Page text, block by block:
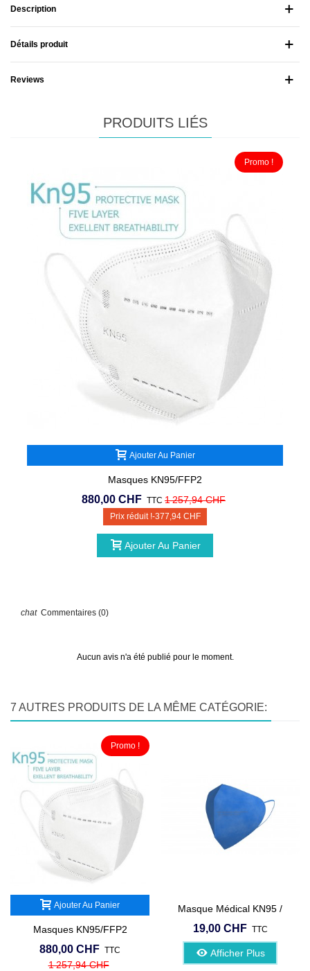
Description
Détails produit
Reviews
PRODUITS LIÉS
Promo !
Ajouter Au Panier
Masques KN95/FFP2
880,00 CHF TTC 1 257,94 CHF
Prix réduit !-377,94 CHF
Ajouter Au Panier
Commentaires (0)
Aucun avis n'a été publié pour le moment.
7 AUTRES PRODUITS DE LA MÊME CATÉGORIE:
Promo !
Ajouter Au Panier
Masques KN95/FFP2
880,00 CHF TTC
1 257,94 CHF
Masque Médical KN95 /
FFP2 - Blu Sky
19,00 CHF TTC
Afficher Plus